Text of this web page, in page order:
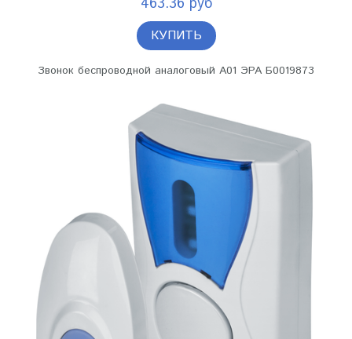
463.36 руб
КУПИТЬ
Звонок беспроводной аналоговый A01 ЭРА Б0019873